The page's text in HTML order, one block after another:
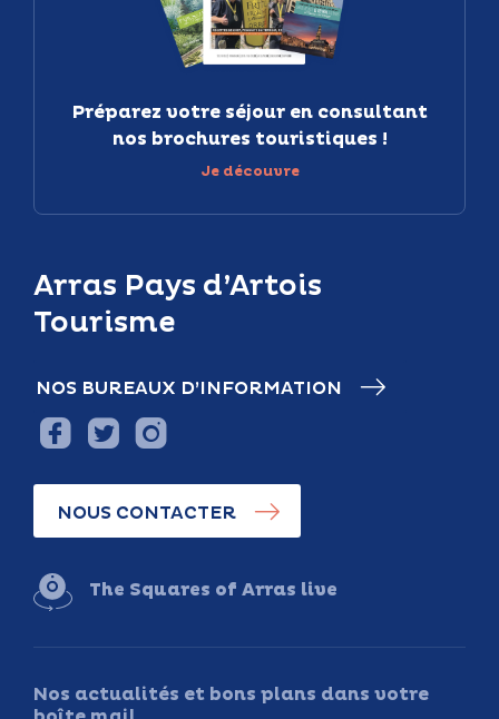
Arras Pays d’Artois
Tourisme
NOS BUREAUX D’INFORMATION
NOUS CONTACTER
The Squares of Arras live
Nos actualités et bons plans dans votre
Préparez votre séjour en consultant
nos brochures touristiques !
Je découvre